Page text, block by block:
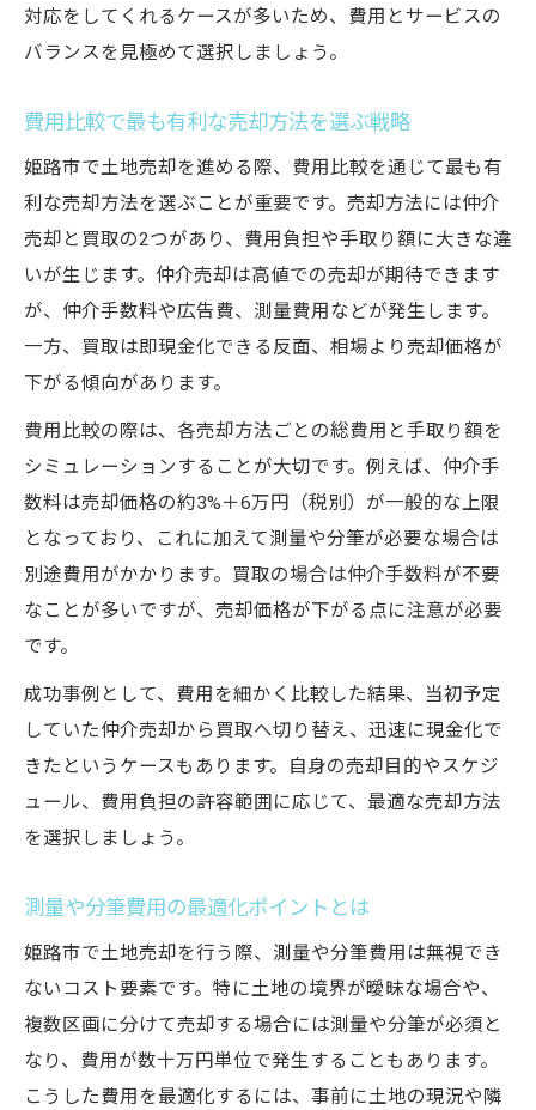
対応をしてくれるケースが多いため、費用とサービスの
バランスを見極めて選択しましょう。
費用比較で最も有利な売却方法を選ぶ戦略
姫路市で土地売却を進める際、費用比較を通じて最も有
利な売却方法を選ぶことが重要です。売却方法には仲介
売却と買取の2つがあり、費用負担や手取り額に大きな違
いが生じます。仲介売却は高値での売却が期待できます
が、仲介手数料や広告費、測量費用などが発生します。
一方、買取は即現金化できる反面、相場より売却価格が
下がる傾向があります。
費用比較の際は、各売却方法ごとの総費用と手取り額を
シミュレーションすることが大切です。例えば、仲介手
数料は売却価格の約3%＋6万円（税別）が一般的な上限
となっており、これに加えて測量や分筆が必要な場合は
別途費用がかかります。買取の場合は仲介手数料が不要
なことが多いですが、売却価格が下がる点に注意が必要
です。
成功事例として、費用を細かく比較した結果、当初予定
していた仲介売却から買取へ切り替え、迅速に現金化で
きたというケースもあります。自身の売却目的やスケジ
ュール、費用負担の許容範囲に応じて、最適な売却方法
を選択しましょう。
測量や分筆費用の最適化ポイントとは
姫路市で土地売却を行う際、測量や分筆費用は無視でき
ないコスト要素です。特に土地の境界が曖昧な場合や、
複数区画に分けて売却する場合には測量や分筆が必須と
なり、費用が数十万円単位で発生することもあります。
こうした費用を最適化するには、事前に土地の現況や隣